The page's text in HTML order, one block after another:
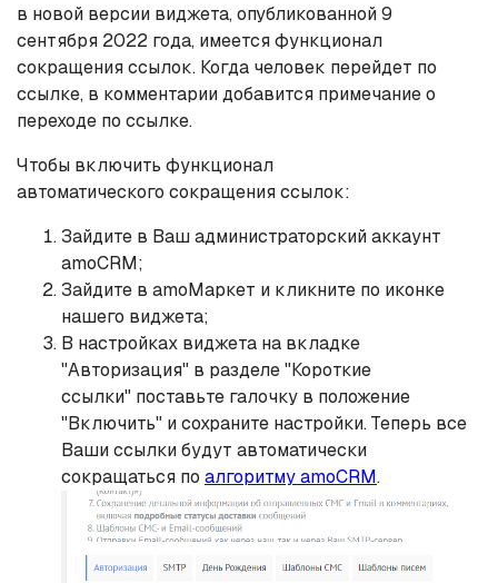
в новой версии виджета, опубликованной 9
сентября 2022 года, имеется функционал
сокращения ссылок. Когда человек перейдет по
ссылке, в комментарии добавится примечание о
переходе по ссылке.
Чтобы включить функционал
автоматического сокращения ссылок:
Зайдите в Ваш администраторский аккаунт
amoCRM;
Зайдите в amoМаркет и кликните по иконке
нашего виджета;
В настройках виджета на вкладке
"Авторизация" в разделе "Короткие
ссылки" поставьте галочку в положение
"Включить" и сохраните настройки. Теперь все
Ваши ссылки будут автоматически
сокращаться по алгоритму amoCRM.